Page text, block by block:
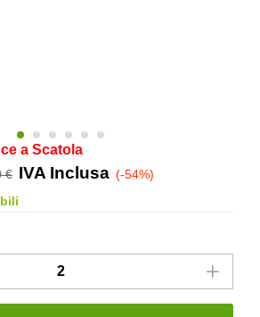
a Scatola
€ IVA Inclusa (-54%)